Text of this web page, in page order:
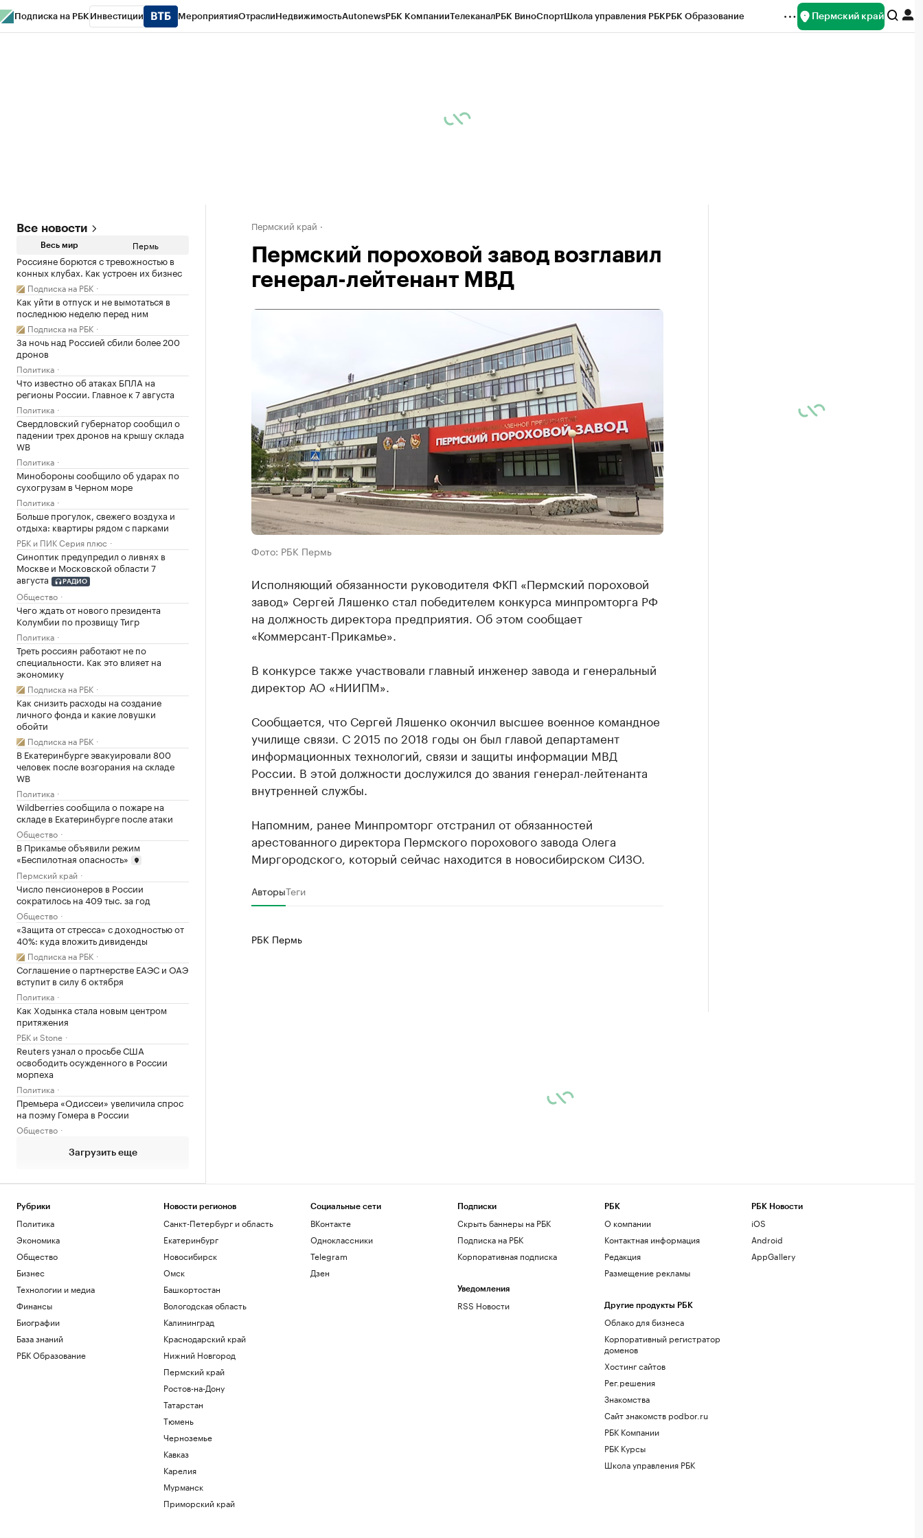
Подписка на РБК Инвестиции МероприятияОтраслиНедвижимостьAutonewsРБК КомпанииТелеканалРБК ВиноСпортШкола управления РБКРБК Образование Пермский край
Все новости
Весь мир Пермь
Россияне борются с тревожностью в
конных клубах. Как устроен их бизнес
Подписка на РБК
Как уйти в отпуск и не вымотаться в
последнюю неделю перед ним
Подписка на РБК
За ночь над Россией сбили более 200
дронов
Политика
Что известно об атаках БПЛА на
регионы России. Главное к 7 августа
Политика
Свердловский губернатор сообщил о
падении трех дронов на крышу склада
WB
Политика
Минобороны сообщило об ударах по
сухогрузам в Черном море
Политика
Больше прогулок, свежего воздуха и
отдыха: квартиры рядом с парками
РБК и ПИК Серия плюс
Синоптик предупредил о ливнях в
Москве и Московской области 7
августа
РАДИО
Общество
Чего ждать от нового президента
Колумбии по прозвищу Тигр
Политика
Треть россиян работают не по
специальности. Как это влияет на
экономику
Подписка на РБК
Как снизить расходы на создание
личного фонда и какие ловушки
обойти
Подписка на РБК
В Екатеринбурге эвакуировали 800
человек после возгорания на складе
WB
Политика
Wildberries сообщила о пожаре на
складе в Екатеринбурге после атаки
Общество
В Прикамье объявили режим
«Беспилотная опасность»
Пермский край
Число пенсионеров в России
сократилось на 409 тыс. за год
Общество
«Защита от стресса» с доходностью от
40%: куда вложить дивиденды
Подписка на РБК
Соглашение о партнерстве ЕАЭС и ОАЭ
вступит в силу 6 октября
Политика
Как Ходынка стала новым центром
притяжения
РБК и Stone
Reuters узнал о просьбе США
освободить осужденного в России
морпеха
Политика
Премьера «Одиссеи» увеличила спрос
на поэму Гомера в России
Общество
Загрузить еще
Пермский край
Пермский пороховой завод возглавил
генерал-лейтенант МВД
Фото: РБК Пермь
Исполняющий обязанности руководителя ФКП «Пермский пороховой
завод» Сергей Ляшенко стал победителем конкурса минпромторга РФ
на должность директора предприятия. Об этом сообщает
«Коммерсант-Прикамье».
В конкурсе также участвовали главный инженер завода и генеральный
директор АО «НИИПМ».
Сообщается, что Сергей Ляшенко окончил высшее военное командное
училище связи. С 2015 по 2018 годы он был главой департамент
информационных технологий, связи и защиты информации МВД
России. В этой должности дослужился до звания генерал-лейтенанта
внутренней службы.
Напомним, ранее Минпромторг отстранил от обязанностей
арестованного директора Пермского порохового завода Олега
Миргородского, который сейчас находится в новосибирском СИЗО.
АвторыТеги
РБК Пермь
Рубрики
Политика
Экономика
Общество
Бизнес
Технологии и медиа
Финансы
Биографии
База знаний
РБК Образование
Новости регионов
Санкт-Петербург и область
Екатеринбург
Новосибирск
Омск
Башкортостан
Вологодская область
Калининград
Краснодарский край
Нижний Новгород
Пермский край
Ростов-на-Дону
Татарстан
Тюмень
Черноземье
Кавказ
Карелия
Мурманск
Приморский край
Социальные сети
ВКонтакте
Одноклассники
Telegram
Дзен
Подписки
Скрыть баннеры на РБК
Подписка на РБК
Корпоративная подписка
Уведомления
RSS Новости
РБК
О компании
Контактная информация
Редакция
Размещение рекламы
Другие продукты РБК
Облако для бизнеса
Корпоративный регистратор
доменов
Хостинг сайтов
Рег.решения
Знакомства
Сайт знакомств podbor.ru
РБК Компании
РБК Курсы
Школа управления РБК
РБК Новости
iOS
Android
AppGallery